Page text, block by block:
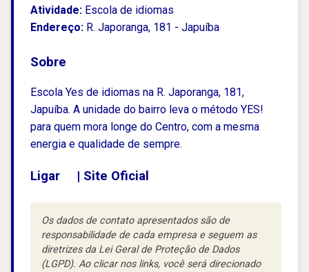
Atividade: Escola de idiomas
Endereço: R. Japoranga, 181 - Japuíba
Sobre
Escola Yes de idiomas na R. Japoranga, 181,
Japuíba. A unidade do bairro leva o método YES!
para quem mora longe do Centro, com a mesma
energia e qualidade de sempre.
Ligar | Site Oficial
Os dados de contato apresentados são de
responsabilidade de cada empresa e seguem as
diretrizes da Lei Geral de Proteção de Dados
(LGPD). Ao clicar nos links, você será direcionado